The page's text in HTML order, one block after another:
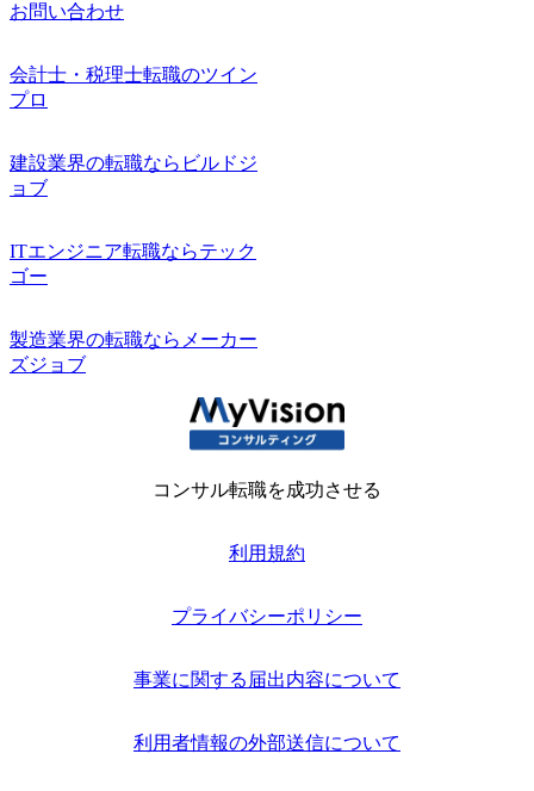
お問い合わせ
会計士・税理士転職のツイン
プロ
建設業界の転職ならビルドジ
ョブ
ITエンジニア転職ならテック
ゴー
製造業界の転職ならメーカー
ズジョブ
コンサル転職を成功させる
利用規約
プライバシーポリシー
事業に関する届出内容について
利用者情報の外部送信について